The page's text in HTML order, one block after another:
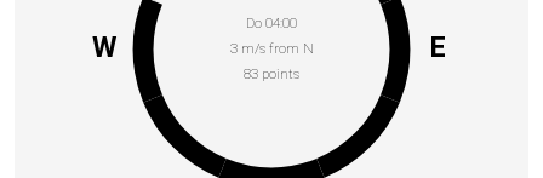
Do 04:00
3 m/s from N
83 points
E
W